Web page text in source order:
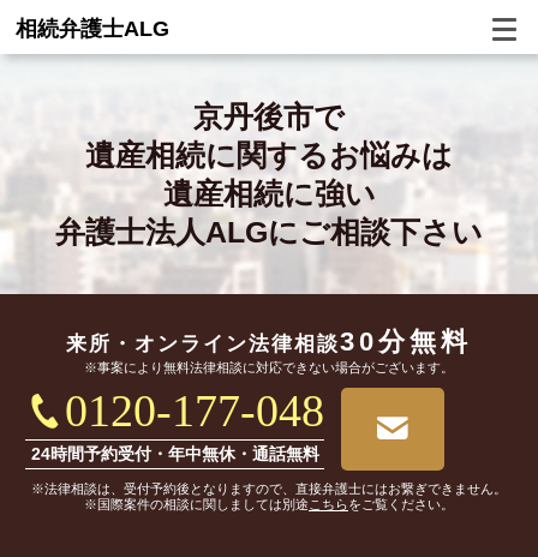
相続弁護士ALG
京丹後市で
遺産相続に関するお悩みは
遺産相続に強い
弁護士法人ALGにご相談下さい
来所・オンライン法律相談30分無料
※事案により無料法律相談に対応できない場合がございます。
0120-177-048
24時間予約受付・年中無休・通話無料
※法律相談は、受付予約後となりますので、直接弁護士にはお繋ぎできません。
※国際案件の相談に関しましては別途 こちらをご覧ください。